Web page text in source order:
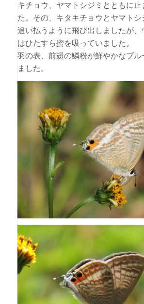
キチョウ、ヤマトシジミとともに止
た。その、キタキチョウとヤマト
追い払うように飛び出しましたが、
はひたすら蜜を吸っていました。
羽の表、前翅の鱗粉が鮮やかなブル
ました。